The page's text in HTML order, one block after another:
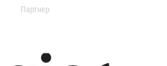
Партнер